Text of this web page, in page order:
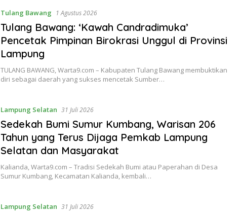
Tulang Bawang 1 Agustus 2026
Tulang Bawang: ‘Kawah Candradimuka’
Pencetak Pimpinan Birokrasi Unggul di Provinsi
Lampung
TULANG BAWANG, Warta9.com – Kabupaten Tulang Bawang membuktikan
diri sebagai daerah yang sukses mencetak Sumber…
Lampung Selatan 31 Juli 2026
Sedekah Bumi Sumur Kumbang, Warisan 206
Tahun yang Terus Dijaga Pemkab Lampung
Selatan dan Masyarakat
Kalianda, Warta9.com – Tradisi Sedekah Bumi atau Paperahan di Desa
Sumur Kumbang, Kecamatan Kalianda, kembali…
Lampung Selatan 31 Juli 2026